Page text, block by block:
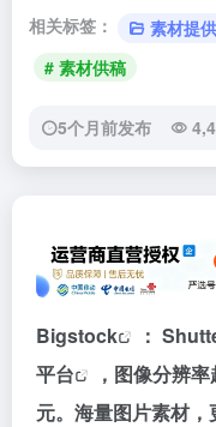
相关标签： 素材提供
# 素材供稿
5个月前发布
Bigstock ：
平台
，图像分辨
元。海量图片素材